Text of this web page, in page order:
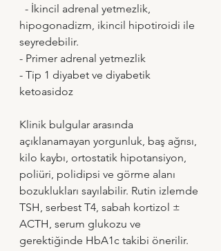
- İkincil adrenal yetmezlik,
hipogonadizm, ikincil hipotiroidi ile
seyredebilir.
- Primer adrenal yetmezlik
- Tip 1 diyabet ve diyabetik
ketoasidoz
Klinik bulgular arasında
açıklanamayan yorgunluk, baş ağrısı,
kilo kaybı, ortostatik hipotansiyon,
poliüri, polidipsi ve görme alanı
bozuklukları sayılabilir. Rutin izlemde
TSH, serbest T4, sabah kortizol ±
ACTH, serum glukozu ve
gerektiğinde HbA1c takibi önerilir.